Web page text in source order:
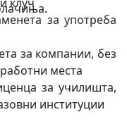
за употреба
за компании, без
места
за училишта,
институции